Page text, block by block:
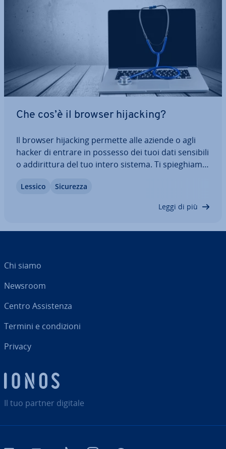
Che cos’è il browser hijacking?
Il browser hijacking permette alle aziende o agli
hacker di entrare in possesso dei tuoi dati sensibili
o ad­di­rit­tu­ra del tuo intero sistema. Ti spie­ghia­mo
forme assume e quali sono i migliori modi per pro­
Lessico Sicurezza
Leggi di più
Il tuo partner digitale
Chi siamo
Newsroom
Centro As­si­sten­za
Termini e con­di­zio­ni
Privacy